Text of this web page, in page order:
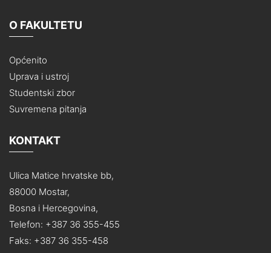
O FAKULTETU
Općenito
Uprava i ustroj
Studentski zbor
Suvremena pitanja
KONTAKT
Ulica Matice hrvatske bb,
88000 Mostar,
Bosna i Hercegovina,
Telefon: +387 36 355-455
Faks: +387 36 355-458